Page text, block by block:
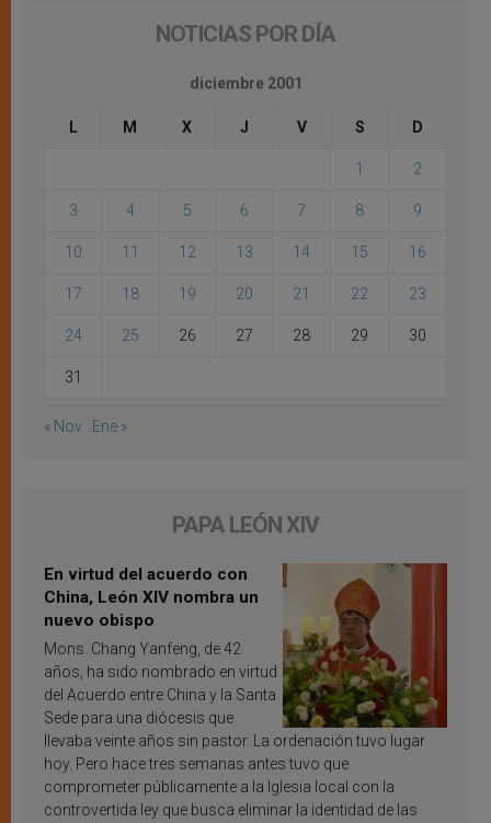
NOTICIAS POR DÍA
diciembre 2001
L M X J V S D
1 2
3 4 5 6 7 8 9
10 11 12 13 14 15 16
17 18 19 20 21 22 23
24 25 26 27 28 29 30
31
« Nov Ene »
PAPA LEÓN XIV
En virtud del acuerdo con
China, León XIV nombra un
nuevo obispo
Mons. Chang Yanfeng, de 42
años, ha sido nombrado en virtud
del Acuerdo entre China y la Santa
Sede para una diócesis que
llevaba veinte años sin pastor. La ordenación tuvo lugar
hoy. Pero hace tres semanas antes tuvo que
comprometer públicamente a la Iglesia local con la
controvertida ley que busca eliminar la identidad de las